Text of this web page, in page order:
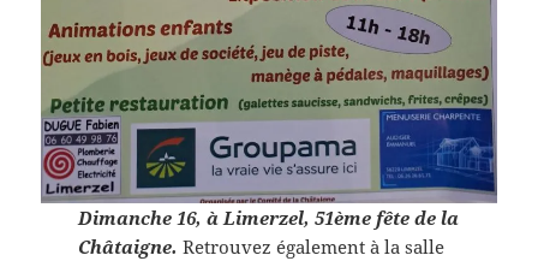
Dimanche 16, à Limerzel, 51ème fête de la
Châtaigne. Retrouvez également à la salle